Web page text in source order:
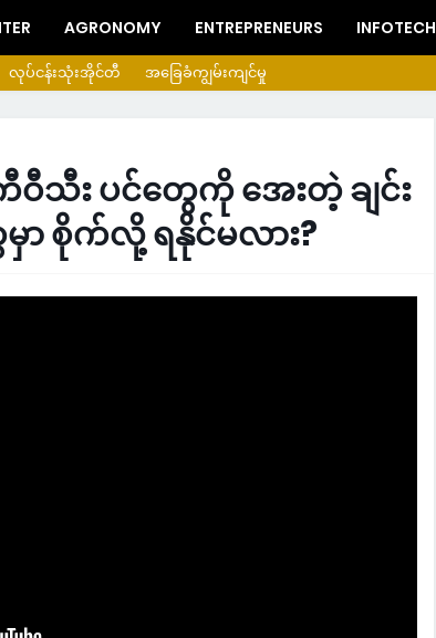
AGRONOMY ENTREPRENEURS INFOTECH
လုပ်ငန်းသုံးအိုင်တီ အခြေခံကျွမ်းကျင်မှု
ဝီသီး ပင်တွေကို အေးတဲ့ ချင်း
ာ စိုက်လို့ ရနိုင်မလား?